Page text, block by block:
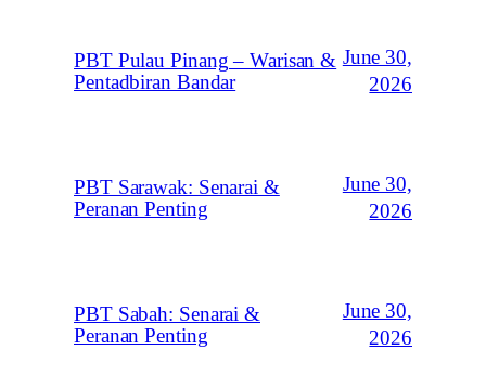
PBT Pulau Pinang – Warisan &
Pentadbiran Bandar
June 30,
2026
PBT Sarawak: Senarai &
Peranan Penting
June 30,
2026
PBT Sabah: Senarai &
Peranan Penting
June 30,
2026